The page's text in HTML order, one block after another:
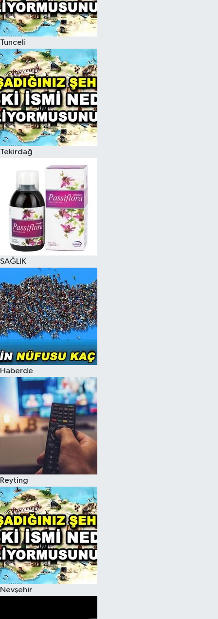
Tunceli
Tekirdağ
SAĞLIK
Haberde
Reyting
Nevşehir